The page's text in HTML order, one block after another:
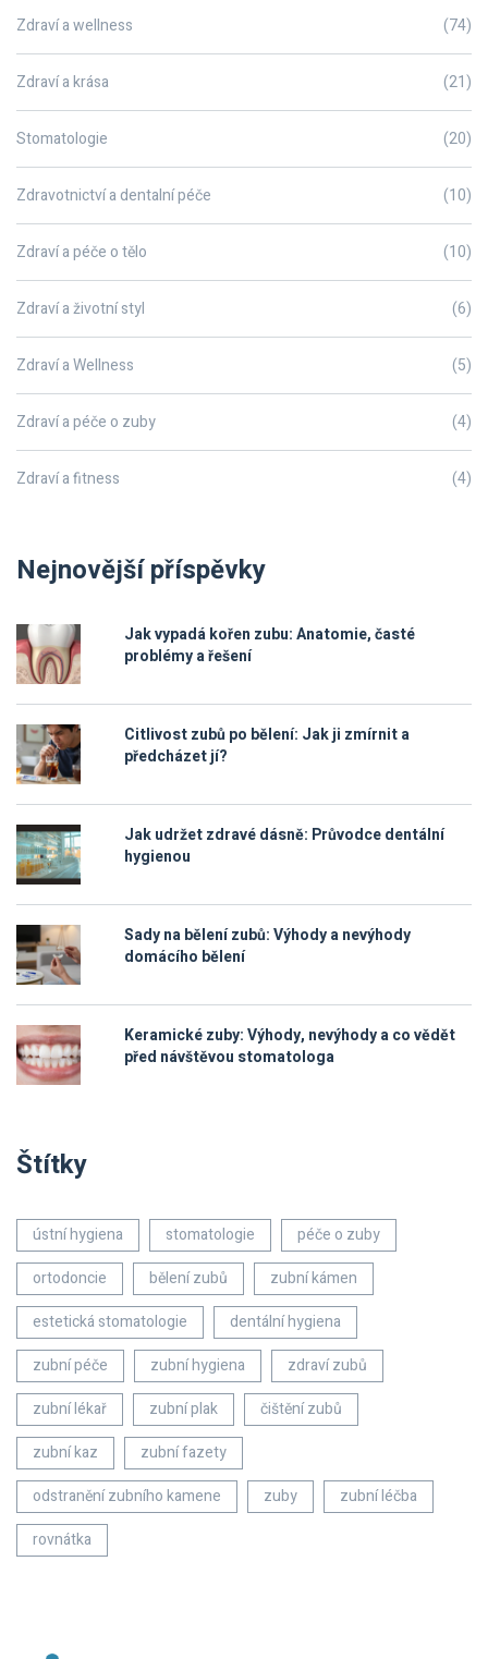
Zdraví a wellness (74)
Zdraví a krása (21)
Stomatologie (20)
Zdravotnictví a dentalní péče (10)
Zdraví a péče o tělo (10)
Zdraví a životní styl (6)
Zdraví a Wellness (5)
Zdraví a péče o zuby (4)
Zdraví a fitness (4)
Nejnovější příspěvky
Jak vypadá kořen zubu: Anatomie, časté
problémy a řešení
Citlivost zubů po bělení: Jak ji zmírnit a
předcházet jí?
Jak udržet zdravé dásně: Průvodce dentální
hygienou
Sady na bělení zubů: Výhody a nevýhody
domácího bělení
Keramické zuby: Výhody, nevýhody a co vědět
před návštěvou stomatologa
Štítky
ústní hygiena stomatologie
péče o zuby
ortodoncie
bělení zubů
zubní kámen
estetická stomatologie
dentální hygiena
zubní péče
zubní hygiena
zdraví zubů
zubní lékař
zubní plak
čištění zubů
zubní kaz
zubní fazety
odstranění zubního kamene
zuby
zubní léčba
rovnátka